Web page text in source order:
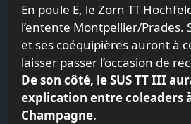
En poule E, le Zorn TT
l’entente Montpellier/Prades.
et ses coéquipières auront à
laisser passer l’occasion de
De son côté, le SUS TT III
explication entre coleaders
Champagne.